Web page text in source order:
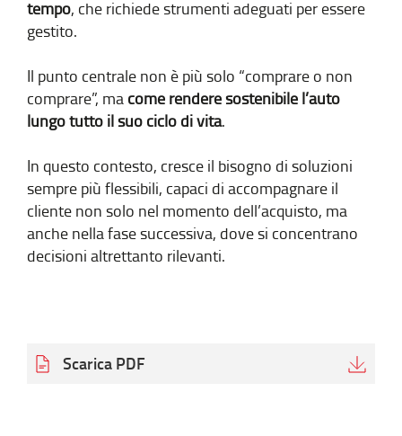
tempo, che richiede strumenti adeguati per essere
gestito.
Il punto centrale non è più solo “comprare o non
comprare”, ma come rendere sostenibile l’auto
lungo tutto il suo ciclo di vita.
In questo contesto, cresce il bisogno di soluzioni
sempre più flessibili, capaci di accompagnare il
cliente non solo nel momento dell’acquisto, ma
anche nella fase successiva, dove si concentrano
decisioni altrettanto rilevanti.
Scarica PDF